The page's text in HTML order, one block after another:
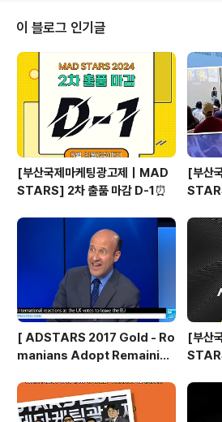
양한 프로젝트를 이끌며, 기술과 감성을 넘나드는 크
이티브 경험을 쌓아왔는데요. PTT Group, Thai
Promotion Foundation, Oishi Green처럼 태국
표하는 로컬 브랜드부터 Volvo, E..
이 블로그 인기글
[부산국제마케팅광고제｜MAD
STARS] 2차 출품 마감 D-1⏰
[부산
기
[ ADSTARS 2017 Gold - Ro
manians Adopt Remainian
[부산